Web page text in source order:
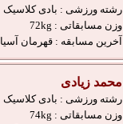
رشته ورزشی : بادی کلاسیک
وزن مسابقاتی : 72kg
آخرین مسابقه :قهرمان آسیا 2012 چین دسته 170 سانتی متر
محمد زیادی
رشته ورزشی : بادی کلاسیک
وزن مسابقاتی : 74kg